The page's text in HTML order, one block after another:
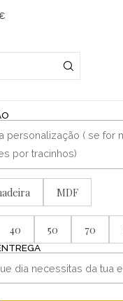
copos
MDF
40 50 70